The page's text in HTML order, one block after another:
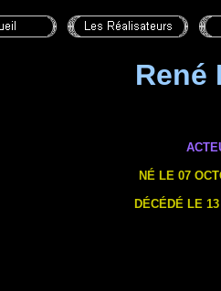
René
NÉ LE 07
DÉCÉDÉ LE